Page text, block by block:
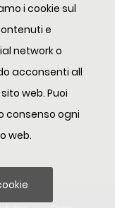
i cookie sul
e
network o
acconsenti all
web. Puoi
consenso ogni
web.